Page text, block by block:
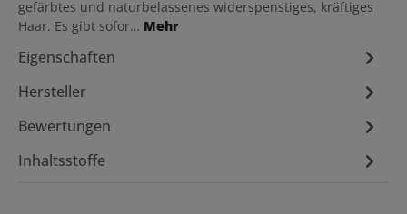
gefärbtes und naturbelassenes widerspenstiges, kräftiges
Haar. Es gibt sofor… Mehr
Eigenschaften
Hersteller
Bewertungen
Inhaltsstoffe